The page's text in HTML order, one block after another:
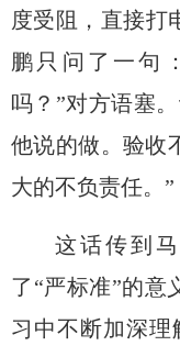
度受阻，直接打
鹏只问了一句
吗？”对方语塞
他说的做。验收
大的不负责任。”
这话传到
了 “严标准”的意
习中不断加深理